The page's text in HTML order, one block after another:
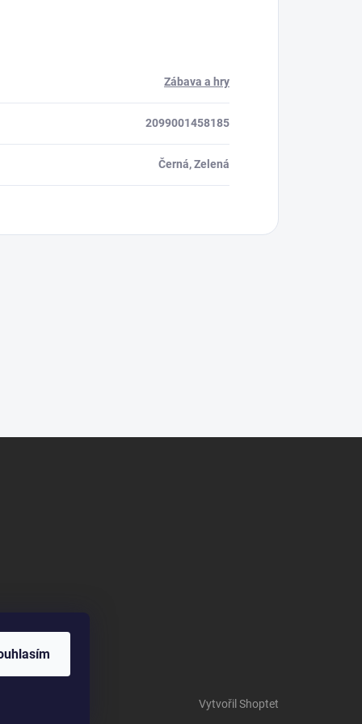
Zábava a hry
2099001458185
Černá, Zelená
Vytvořil Shoptet